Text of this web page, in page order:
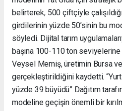
belirterek, 500 çiftçiyle
girdilerinin yüzde 50’sinin bu
söyledi. Dijital tarım
başına 100-110 ton seviyelerine
Veysel Memiş, üretimin Bursa
gerçekleştirildiğini kaydetti.
yüzde 39 büyüdü” Dağıtım
modeline geçişin önemli bir